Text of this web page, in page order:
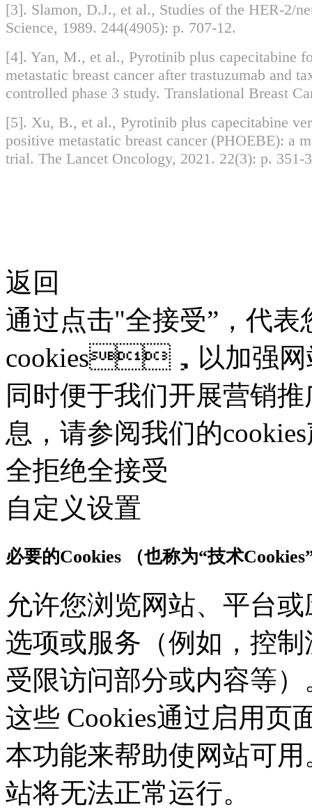
[3]. Slamon, D.J., et al., Studies of the HER-2/
Science, 1989. 244(4905): p. 707-12.
[4]. Yan, M., et al., Pyrotinib plus capecitabine
metastatic breast cancer after trastuzumab and
controlled phase 3 study. Translational Breast
[5]. Xu, B., et al., Pyrotinib plus capecitabine
positive metastatic breast cancer (PHOEBE): a
trial. The Lancet Oncology, 2021. 22(3): p. 351-
返回
通过点击"全接受”，代
cookies，以加强网站
同时便于我们开展营销
息，请参阅我们的
全拒绝全接受
自定义设置
必要的Cookies （也称为“技术
允许您浏览网站、平台
选项或服务（例如，控制
受限访问部分或内容等
这些 Cookies通过启用页
本功能来帮助使网站可
站将无法正常运行。